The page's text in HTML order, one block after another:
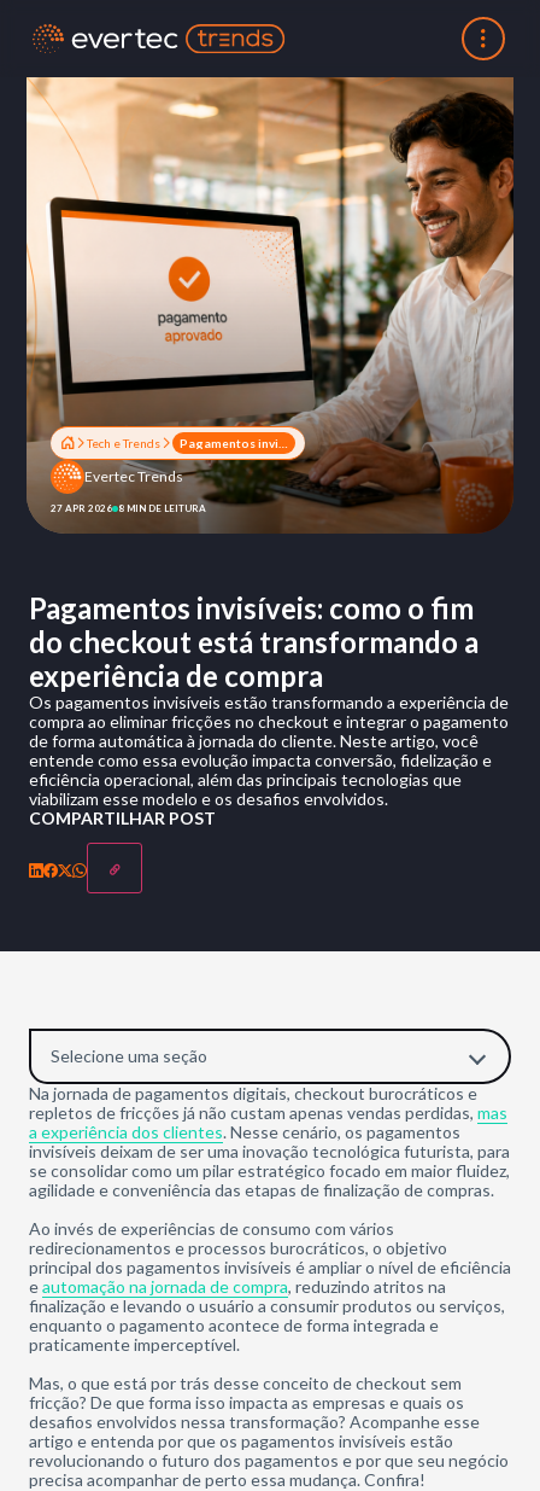
Tech e Trends
Evertec Trends
27 APR 2026 8 MIN DE LEITURA
Pagamentos invisíveis: como o fim
do checkout está transformando a
experiência de compra
Os pagamentos invisíveis estão transformando a experiência de
compra ao eliminar fricções no checkout e integrar o pagamento
de forma automática à jornada do cliente. Neste artigo, você
entende como essa evolução impacta conversão, fidelização e
eficiência operacional, além das principais tecnologias que
viabilizam esse modelo e os desafios envolvidos.
COMPARTILHAR POST
Selecione uma seção
Na jornada de pagamentos digitais, checkout burocráticos e
repletos de fricções já não custam apenas vendas perdidas, mas
a experiência dos clientes. Nesse cenário, os pagamentos
invisíveis deixam de ser uma inovação tecnológica futurista, para
se consolidar como um pilar estratégico focado em maior fluidez,
agilidade e conveniência das etapas de finalização de compras.
Ao invés de experiências de consumo com vários
redirecionamentos e processos burocráticos, o objetivo
principal dos pagamentos invisíveis é ampliar o nível de eficiência
eautomação na jornada de compra, reduzindo atritos na
finalização e levando o usuário a consumir produtos ou serviços,
enquanto o pagamento acontece de forma integrada e
praticamente imperceptível.
Mas, o que está por trás desse conceito de checkout sem
fricção? De que forma isso impacta as empresas e quais os
desafios envolvidos nessa transformação? Acompanhe esse
artigo e entenda por que os pagamentos invisíveis estão
revolucionando o futuro dos pagamentos e por que seu negócio
precisa acompanhar de perto essa mudança. Confira!